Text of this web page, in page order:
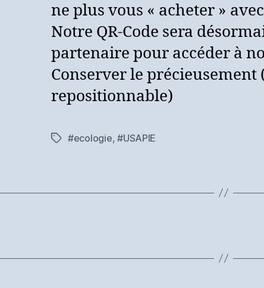
ne plus vous « acheter »
Notre QR-Code sera
partenaire pour accéder à
Conserver le
repositionnable)
Étiquettes
#ecologie,#USAPIE